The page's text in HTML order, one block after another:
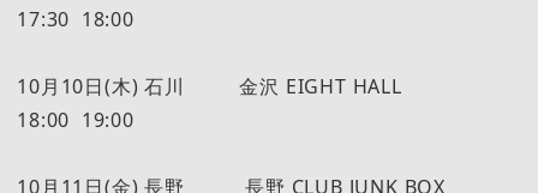
17:30 18:00
10月10日(木) 石川 金沢 EIGHT HALL
18:00 19:00
10月11日(金) 長野 長野 CLUB JUNK BOX